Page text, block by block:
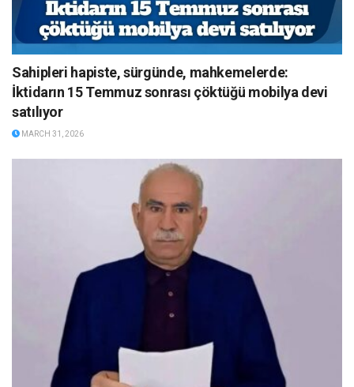
Sahipleri hapiste, sürgünde, mahkemelerde:
İktidarın 15 Temmuz sonrası çöktüğü mobilya devi
satılıyor
MARCH 31, 2026